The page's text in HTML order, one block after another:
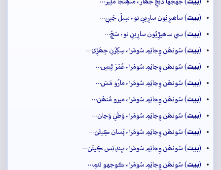
(بيت) ساھيڙِيُون سارِينِ تو، سِيلُ جَنِي…
(بيت) سي ساھيڙِيُون سارِينِ تو، سَچُ…
(بيت) سُونھَن وِڃايَمِ سُومَرا، سِکِرَنِ جِھَڙِي…
(بيت) سُونھَن وِڃايَمِ سُومَرا، عُمَرَ ٿِيَسِ…
(بيت) سُونھَن وِڃايَمِ سُومَرا، مارُو مَسَ…
(بيت) سُونھَن وِڃايَمِ سُومَرا، ميرو مُنھُن…
(بيت) سُونھَن وِڃايَمِ سُومَرا، وَطَنِ وَڃان…
(بيت) سُونھَن وِڃايَمِ سُومَرا، پَسان ڪِيئَن…
(بيت) سُونھَن وِڃايَمِ سُومَرا، ٿيِندِيَس ڪِيئَن…
(بيت) سُونھَن وِڃايَمِ سُومَرا، ڪوجهو ٿئمِ…